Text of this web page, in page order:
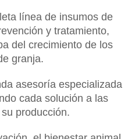
línea de insumos de
y tratamiento,
del crecimiento de los
granja.
asesoría especializada
cada solución a las
producción.